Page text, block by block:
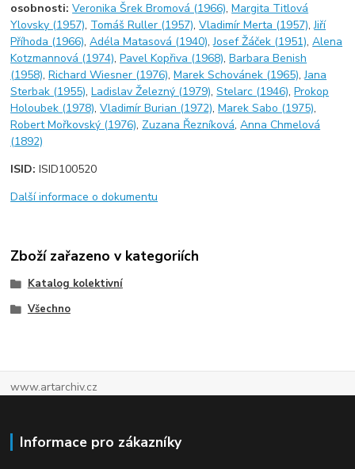
osobnosti:Veronika Šrek Bromová (1966),Margita Titlová
Ylovsky (1957), Tomáš Ruller (1957),Vladimír Merta (1957),Jiří
Příhoda (1966),Adéla Matasová (1940),Josef Žáček (1951),Alena
Kotzmannová (1974),Pavel Kopřiva (1968),Barbara Benish
(1958),Richard Wiesner (1976),Marek Schovánek (1965),Jana
Sterbak (1955),Ladislav Železný (1979),Stelarc (1946),Prokop
Holoubek (1978),Vladimír Burian (1972),Marek Sabo (1975),
Robert Mořkovský (1976), Zuzana Řezníková,Anna Chmelová
(1892)
ISID:ISID100520
Další informace o dokumentu
Zboží zařazeno v kategoriích
Katalog kolektivní
Všechno
www.artarchiv.cz
Informace pro zákazníky